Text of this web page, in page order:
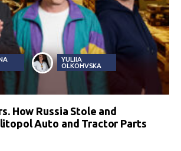
YULIIA
OLKOHVSKA
How Russia Stole and
Auto and Tractor Parts